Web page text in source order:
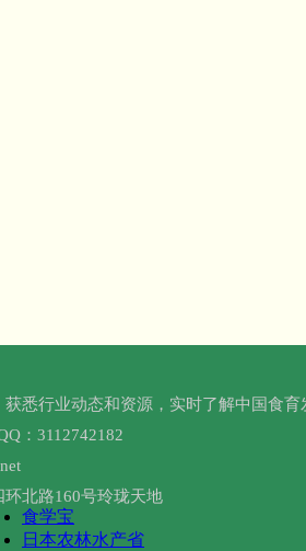
悉行业动态和资源，实时了解中国食育
：3112742182
北路160号玲珑天地
食学宝
日本农林水产省